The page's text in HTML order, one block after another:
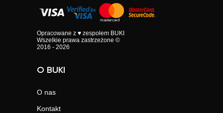
Opracowane z ♥ zespołem BUKI
Wszelkie prawa zastrzeżone ©
2016 - 2026
O BUKI
O nas
Kontakt